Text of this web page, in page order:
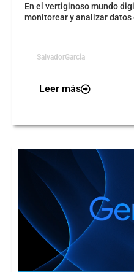
En el vertiginoso mundo
monitorear y analizar datos
SalvadorGarcia
Leer más